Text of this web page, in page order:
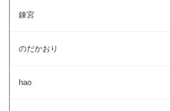
錬宮
のだかおり
hao